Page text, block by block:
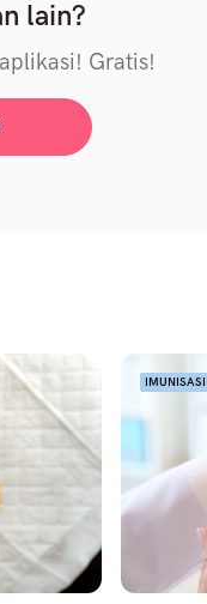
lain?
Gratis!
IMUNISASI